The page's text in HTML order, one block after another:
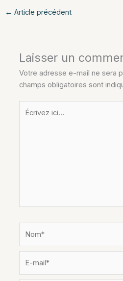
← Article précédent
Laisser un
Votre adresse e-mail ne sera
champs obligatoires sont
Écrivez
mail*